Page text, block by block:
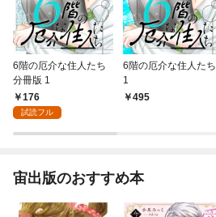
6階の厄介な住人たち
分冊版 1
176
試読フル
6階の厄介な住人たち
1
495
宙出版のおすすめ本